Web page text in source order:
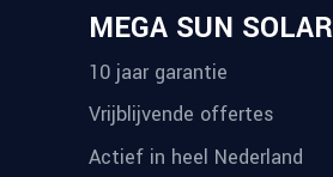
MEGA SUN SOLAR
10 jaar garantie
Vrijblijvende offertes
Actief in heel Nederland